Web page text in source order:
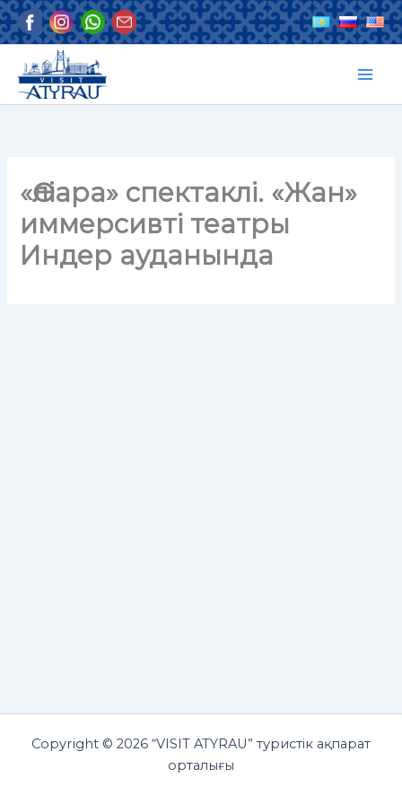
Skip
to
«Өліара» спектаклі. «Жан»
иммерсивті театры
Индер ауданында
Copyright © 2026 “VISIT ATYRAU” туристік ақпарат
орталығы